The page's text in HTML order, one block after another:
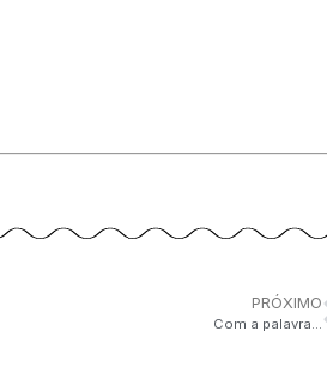
PRÓXIMO
Com a palavra…